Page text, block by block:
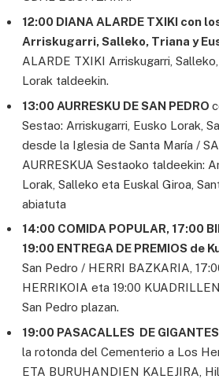
12:00 DIANA ALARDE TXIKI con
Arriskugarri, Salleko, Triana y
ALARDE TXIKI Arriskugarri,
Lorak taldeekin.
13:00 AURRESKU DE SAN PEDRO
Sestao: Arriskugarri, Eusko Lorak,
desde la Iglesia de Santa María /
AURRESKUA Sestaoko taldeekin:
Lorak, Salleko eta Euskal Giroa,
abiatuta
14:00 COMIDA POPULAR, 17:00
19:00 ENTREGA DE PREMIOS de
San Pedro / HERRI BAZKARIA,
HERRIKOIA eta 19:00
San Pedro plazan.
19:00 PASACALLES DE
la rotonda del Cementerio a Los
ETA BURUHANDIEN KALEJIRA,